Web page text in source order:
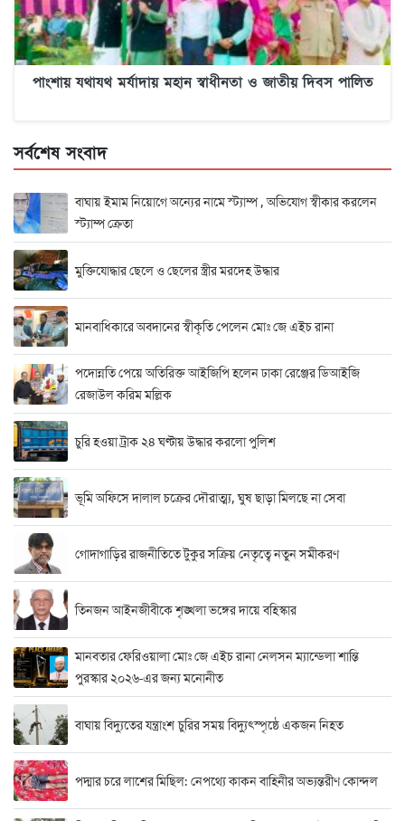
পাংশায় যথাযথ মর্যাদায় মহান স্বাধীনতা ও জাতীয় দিবস পালিত
সর্বশেষ সংবাদ
বাঘায় ইমাম নিয়োগে অন্যের নামে স্ট্যাম্প , অভিযোগ স্বীকার করলেন
স্ট্যাম্প ক্রেতা
মুক্তিযোদ্ধার ছেলে ও ছেলের স্ত্রীর মরদেহ উদ্ধার
মানবাধিকারে অবদানের স্বীকৃতি পেলেন মোঃ জে এইচ রানা
পদোন্নতি পেয়ে অতিরিক্ত আইজিপি হলেন ঢাকা রেঞ্জের ডিআইজি
রেজাউল করিম মল্লিক
চুরি হওয়া ট্রাক ২৪ ঘণ্টায় উদ্ধার করলো পুলিশ
ভূমি অফিসে দালাল চক্রের দৌরাত্ম্য, ঘুষ ছাড়া মিলছে না সেবা
গোদাগাড়ির রাজনীতিতে টুকুর সক্রিয় নেতৃত্বে নতুন সমীকরণ
তিনজন আইনজীবীকে শৃঙ্খলা ভঙ্গের দায়ে বহিস্কার
মানবতার ফেরিওয়ালা মোঃ জে এইচ রানা নেলসন ম্যান্ডেলা শান্তি
পুরস্কার ২০২৬-এর জন্য মনোনীত
বাঘায় বিদ্যুতের যন্ত্রাংশ চুরির সময় বিদ্যুৎস্পৃষ্ঠে একজন নিহত
পদ্মার চরে লাশের মিছিল: নেপথ্যে কাকন বাহিনীর অভ্যন্তরীণ কোন্দল